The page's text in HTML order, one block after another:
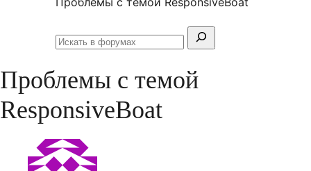
Поиск:
Искать
Проблемы с темой
ResponsiveBoat